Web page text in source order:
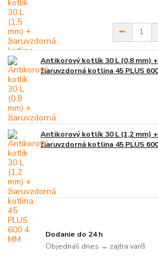
Antikorový kotlík 30 L (0,8 mm) +
žiaruvzdorná kotlina 45 PLUS
Antikorový kotlík 30 L (1,2 mm) +
žiaruvzdorná kotlina 45 PLUS
Dodanie do 24 h
Objednáš dnes → zajtra varíš